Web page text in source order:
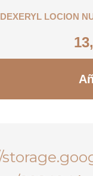
DEXERYL LOCION